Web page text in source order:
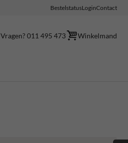
BestelstatusLoginContact
Vragen? 011 495 473 Winkelmand